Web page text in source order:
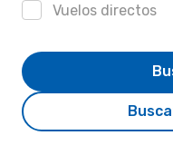
Vuelos directos